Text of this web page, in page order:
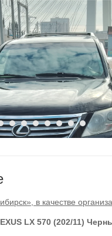
в качестве
LX 570 (202/11)